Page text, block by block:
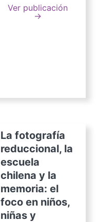
Ver publicación
→
La fotografía
reduccional, la
escuela
chilena y la
memoria: el
foco en niños,
niñas y